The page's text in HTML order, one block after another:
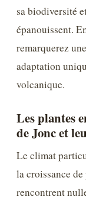
sa biodiversité
épanouissent.
remarquerez
adaptation
volcanique.
Les plantes
de Jonc et
Le climat
la croissance
rencontrent